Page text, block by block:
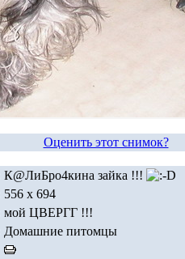
Оценить этот снимок?
К@ЛиБро4кина зайка !!!
556 x 694
мой ЦВЕРГГ !!!
Домашние питомцы